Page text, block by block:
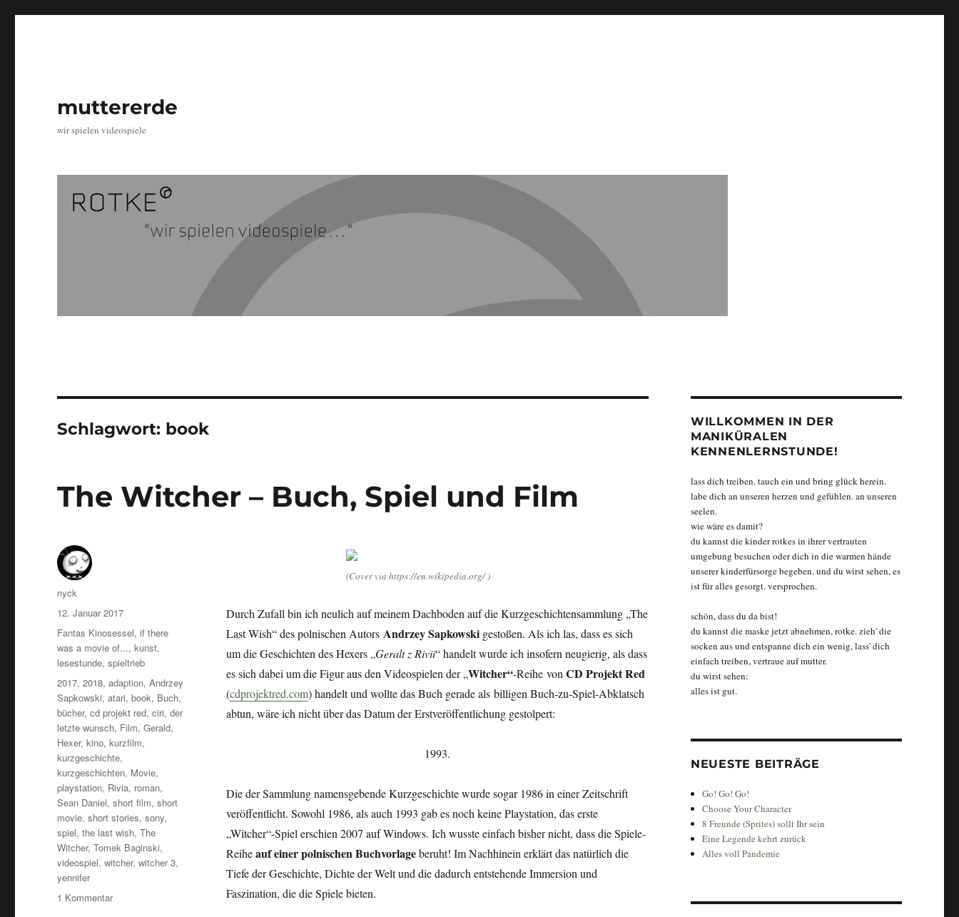
muttererde
wir spielen videospiele
Schlagwort: book
The Witcher – Buch, Spiel und Film
(Cover via https://en.wikipedia.org/ )
Durch Zufall bin ich neulich auf meinem Dachboden auf die Kurzgeschichtensammlung „The
Last Wish“ des polnischen Autors Andrzey Sapkowskigestoßen. Als ich las, dass es sich
um die Geschichten des Hexers „Geralt z Rivii“ handelt wurde ich insofern neugierig, als dass
es sich dabei um die Figur aus den Videospielen der „Witcher“-Reihe von CD Projekt Red
(cdprojektred.com) handelt und wollte das Buch gerade als billigen Buch-zu-Spiel-Abklatsch
abtun, wäre ich nicht über das Datum der Erstveröffentlichung gestolpert:
1993.
Die der Sammlung namensgebende Kurzgeschichte wurde sogar 1986 in einer Zeitschrift
veröffentlicht. Sowohl 1986, als auch 1993 gab es noch keine Playstation, das erste
„Witcher“-Spiel erschien 2007 auf Windows. Ich wusste einfach bisher nicht, dass die Spiele-
Reiheauf einer polnischen Buchvorlageberuht! Im Nachhinein erklärt das natürlich die
Tiefe der Geschichte, Dichte der Welt und die dadurch entstehende Immersion und
Faszination, die die Spiele bieten.
Autor
nyck
Veröffentlicht
am
12. Januar 2017
Kategorien
Fantas Kinosessel,if there
was a movie of...,kunst,
lesestunde,spieltrieb
Schlagwörter
2017,2018,adaption,Andrzey
Sapkowski,atari,book, Buch,
bücher,cd projekt red,ciri,der
letzte wunsch, Film,Gerald,
Hexer,kino,kurzfilm,
kurzgeschichte,
kurzgeschichten, Movie,
playstation, Rivia, roman,
Sean Daniel,short film,short
movie,short stories,sony,
spiel,the last wish,The
Witcher,Tomek Baginski,
videospiel,witcher,witcher 3,
yennifer
1 Kommentarzu
WILLKOMMEN IN DER
MANIKÜRALEN
KENNENLERNSTUNDE!
lass dich treiben. tauch ein und bring glück herein.
labe dich an unseren herzen und gefühlen. an unseren
seelen.
wie wäre es damit?
du kannst die kinder rotkes in ihrer vertrauten
umgebung besuchen oder dich in die warmen hände
unserer kinderfürsorge begeben. und du wirst sehen, es
ist für alles gesorgt. versprochen.
schön, dass du da bist!
du kannst die maske jetzt abnehmen, rotke. zieh' die
socken aus und entspanne dich ein wenig, lass' dich
einfach treiben, vertraue auf mutter.
du wirst sehen:
alles ist gut.
NEUESTE BEITRÄGE
Go! Go! Go!
Choose Your Character
8 Freunde (Sprites) sollt Ihr sein
Eine Legende kehrt zurück
Alles voll Pandemie